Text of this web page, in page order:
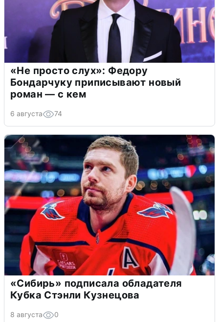
«Не просто слух»: Федору
Бондарчуку приписывают новый
роман — с кем
6 августа 74
«Сибирь» подписала обладателя
Кубка Стэнли Кузнецова
8 августа 0